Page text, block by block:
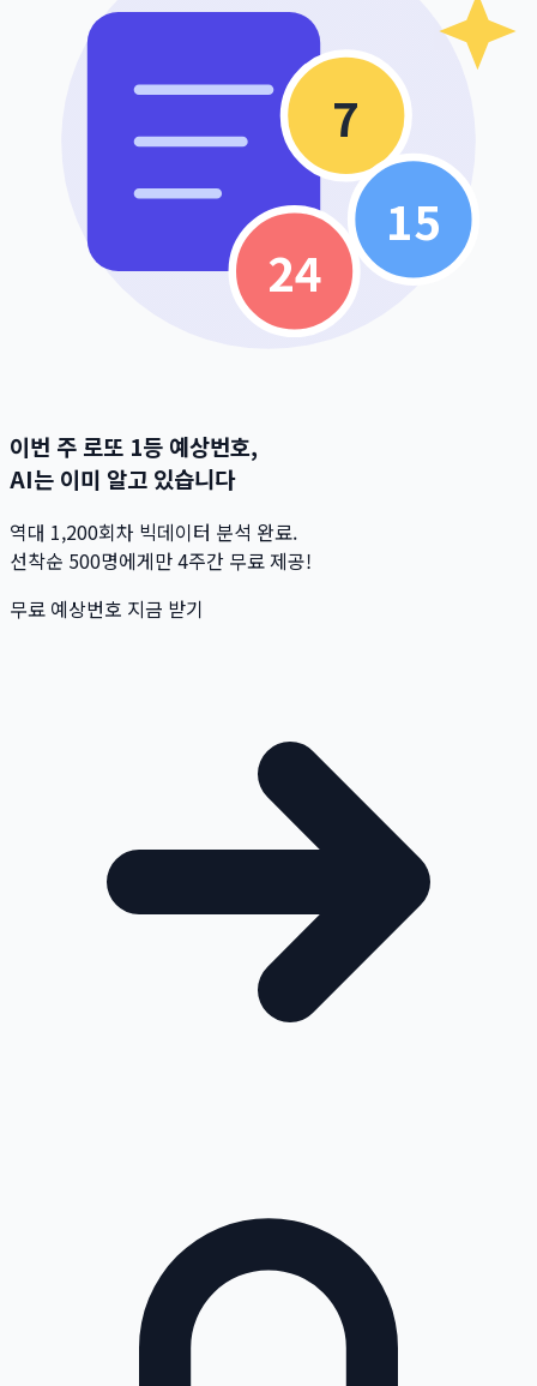
7
15
24
이번 주 로또 1등 예상번호,
AI는 이미 알고 있습니다
역대 1,200회차 빅데이터 분석 완료.
선착순 500명에게만 4주간 무료 제공!
무료 예상번호 지금 받기